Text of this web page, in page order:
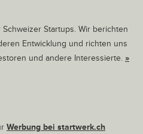
Startups. Wir berichten
Entwicklung und richten uns
und andere Interessierte. »
Werbung bei startwerk.ch